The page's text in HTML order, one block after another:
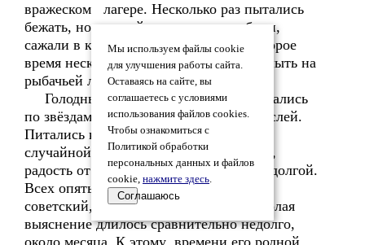
вражеском лагере. Несколько раз пытались
бежать, но каждый раз их ловили, били,
сажали в карцер. И всё же через некоторое
время нескольким морякам удалось уплыть на
рыбачьей лодке.
Голодные и оборванные ночью двигались
по звёздам, днём прятались среди зарослей.
Питались какой-то травой, ракушками,
случайной мелкой рыбёшкой. Впрочем,
радость от встречи со своими была недолгой.
Всех опять посадили в лагерь, теперь в
советский, – "до выяснения". Для Николая
выяснение длилось сравнительно недолго,
около месяца. К этому времени его родной
Мы используем файлы cookie
для улучшения работы сайта.
Оставаясь на сайте, вы
соглашаетесь с условиями
использования файлов cookies.
Чтобы ознакомиться с
Политикой обработки
персональных данных и файлов
cookie, нажмите здесь.
Соглашаюсь